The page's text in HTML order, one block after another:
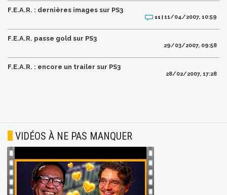
F.E.A.R. : dernières images sur PS3
11 |11/04/2007, 10:59
F.E.A.R. passe gold sur PS3
29/03/2007, 09:58
F.E.A.R. : encore un trailer sur PS3
28/02/2007, 17:28
VIDÉOS À NE PAS MANQUER